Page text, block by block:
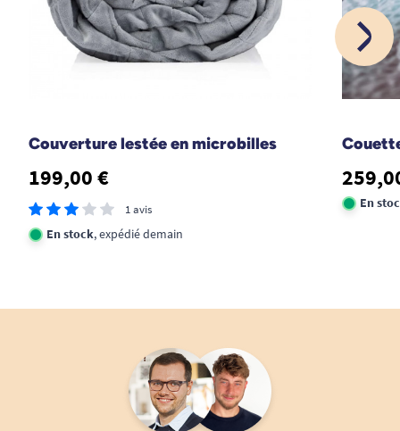
Couverture lestée en microbilles
199,00 €
1 avis
En stock, expédié demain
En